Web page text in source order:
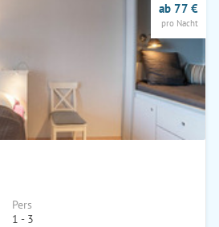
Pers
1 - 3
ab 77 €
pro Nacht